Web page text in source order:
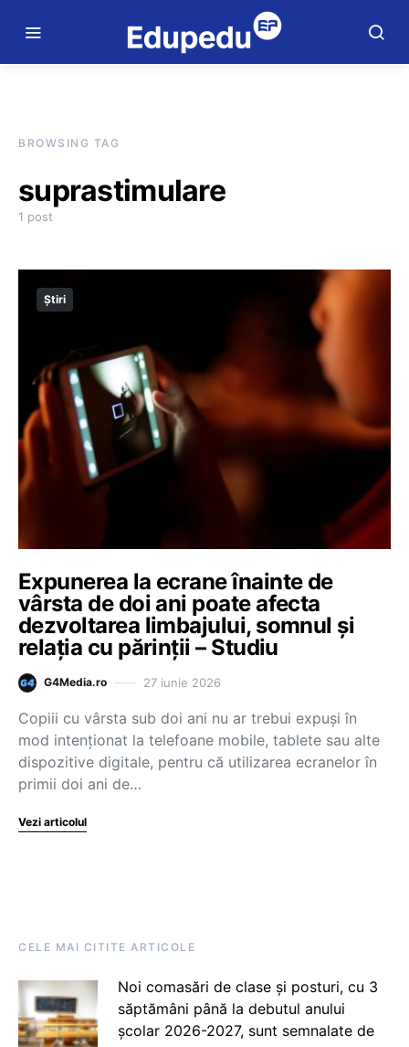
BROWSING TAG
suprastimulare
1 post
Știri
Expunerea la ecrane înainte de
vârsta de doi ani poate afecta
dezvoltarea limbajului, somnul și
relația cu părinții – Studiu
G4Media.ro 27 iunie 2026
Copiii cu vârsta sub doi ani nu ar trebui expuși în
mod intenționat la telefoane mobile, tablete sau alte
dispozitive digitale, pentru că utilizarea ecranelor în
primii doi ani de…
Vezi articolul
CELE MAI CITITE ARTICOLE
Noi comasări de clase și posturi, cu 3
săptămâni până la debutul anului
școlar 2026-2027, sunt semnalate de